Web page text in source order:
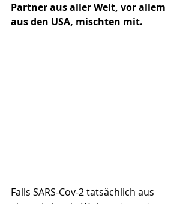
Partner aus aller Welt, vor allem
aus den USA, mischten mit.
Falls SARS-Cov-2 tatsächlich aus